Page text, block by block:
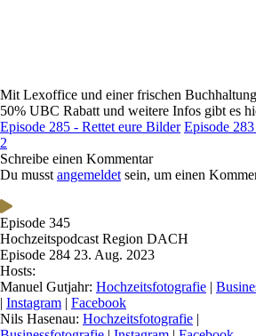
Mit Lexoffice und einer frischen
50% UBC Rabatt und weitere Infos gibt es
Episode 285 - Rettet eure Bilder Episode
2
Schreibe einen Kommentar
Du musst angemeldet sein, um einen
Episode 345
Hochzeitspodcast Region DACH
Episode 284 23. Aug. 2023
Hosts:
Manuel Gutjahr: Hochzeitsfotografie |
| Instagram | Facebook
Nils Hasenau: Hochzeitsfotografie |